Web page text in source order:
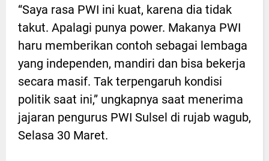
“Saya rasa PWI ini kuat, karena dia tidak
takut. Apalagi punya power. Makanya PWI
haru memberikan contoh sebagai lembaga
yang independen, mandiri dan bisa bekerja
secara masif. Tak terpengaruh kondisi
politik saat ini,” ungkapnya saat menerima
jajaran pengurus PWI Sulsel di rujab wagub,
Selasa 30 Maret.